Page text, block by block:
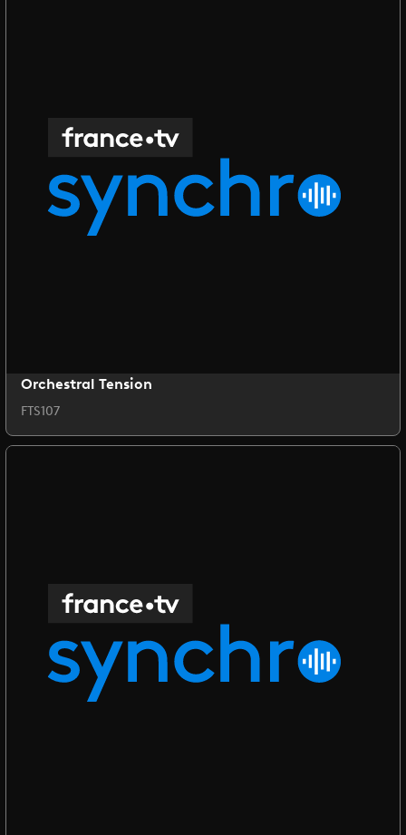
Orchestral Tension
FTS107